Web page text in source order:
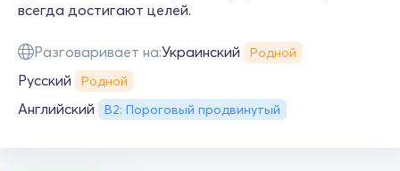
всегда достигают целей.
Разговаривает на:Украинский Родной
Русский Родной
Английский B2: Пороговый продвинутый